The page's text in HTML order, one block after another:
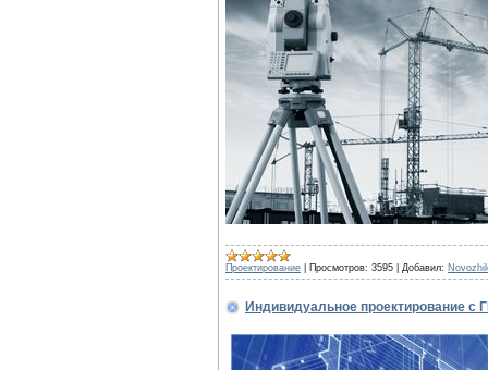
Проектирование Просмотров: 3595 Добавил:
Индивидуальное проектирование с